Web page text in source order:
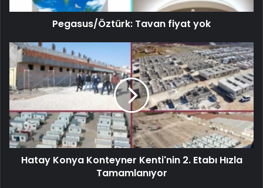
Pegasus/Öztürk: Tavan fiyat yok
Hatay Konya Konteyner Kenti'nin 2. Etabı Hızla
Tamamlanıyor